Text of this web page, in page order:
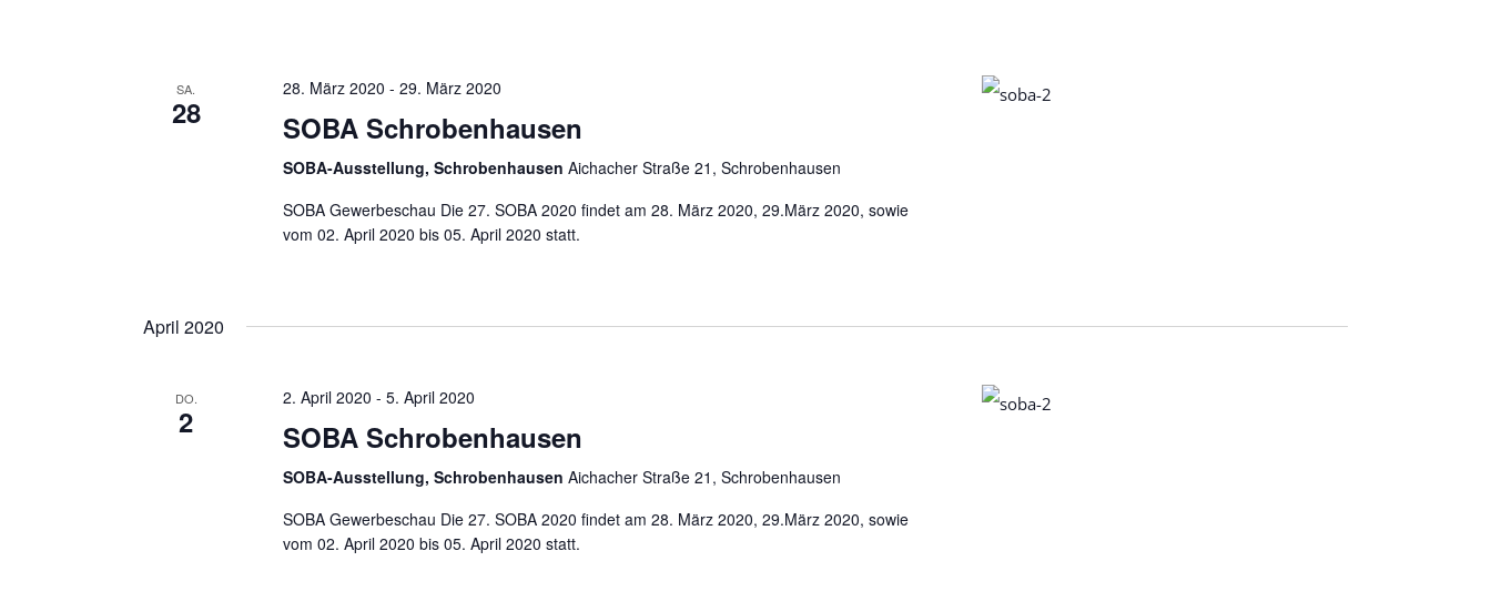
SA.
28
28. März 2020 - 29. März 2020
SOBA Schrobenhausen
SOBA-Ausstellung, Schrobenhausen Aichacher Straße 21, Schrobenhausen
SOBA Gewerbeschau Die 27. SOBA 2020 findet am 28. März 2020, 29.März 2020, sowie
vom 02. April 2020 bis 05. April 2020 statt.
April 2020
DO.
2
2. April 2020 - 5. April 2020
SOBA Schrobenhausen
SOBA-Ausstellung, Schrobenhausen Aichacher Straße 21, Schrobenhausen
SOBA Gewerbeschau Die 27. SOBA 2020 findet am 28. März 2020, 29.März 2020, sowie
vom 02. April 2020 bis 05. April 2020 statt.